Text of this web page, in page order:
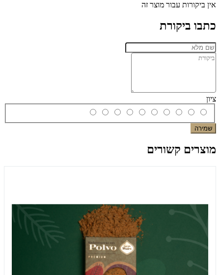
אין ביקורות עבור מוצר זה
כתבו ביקורת
ציון
שמירה
מוצרים קשורים